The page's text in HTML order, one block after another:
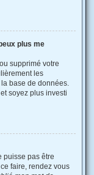
plus me
supprimé votre
les
base de données.
soyez plus investi
puisse pas être
faire, rendez vous